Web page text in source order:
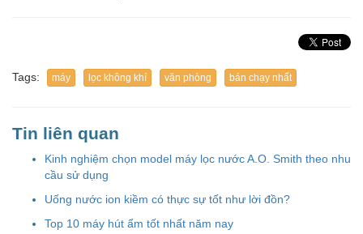
Tags: máy lọc không khí văn phòng bán chạy nhất
Tin liên quan
Kinh nghiệm chọn model máy lọc nước A.O. Smith theo nhu
cầu sử dụng
Uống nước ion kiềm có thực sự tốt như lời đồn?
Top 10 máy hút ẩm tốt nhất năm nay